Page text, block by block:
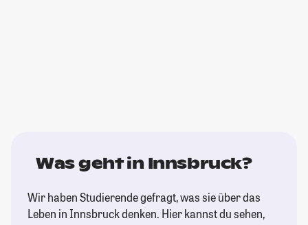
Was geht in Innsbruck?
Wir haben Studierende gefragt, was sie über das
Leben in Innsbruck denken. Hier kannst du sehen,